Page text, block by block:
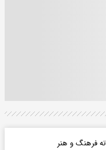
فرهنگ و هنر